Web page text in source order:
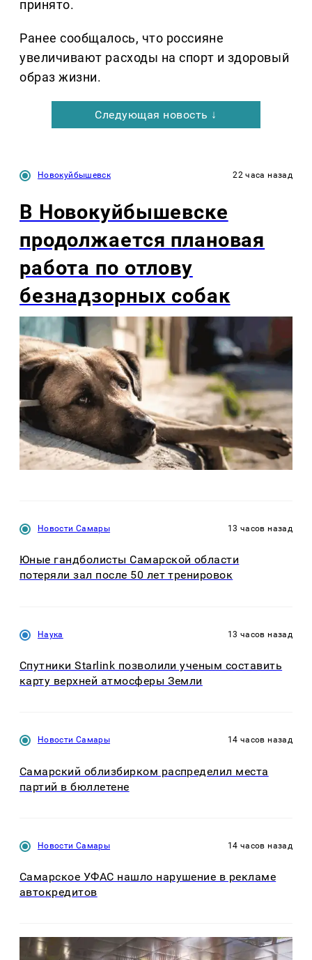
принято.
Ранее сообщалось, что россияне
увеличивают расходы на спорт и здоровый
образ жизни.
Следующая новость ↓
Новокуйбышевск 22 часа назад
В Новокуйбышевске
продолжается плановая
работа по отлову
безнадзорных собак
Новости Самары 13 часов назад
Юные гандболисты Самарской области
потеряли зал после 50 лет тренировок
Наука 13 часов назад
Спутники Starlink позволили ученым составить
карту верхней атмосферы Земли
Новости Самары 14 часов назад
Самарский облизбирком распределил места
партий в бюллетене
Новости Самары 14 часов назад
Самарское УФАС нашло нарушение в рекламе
автокредитов